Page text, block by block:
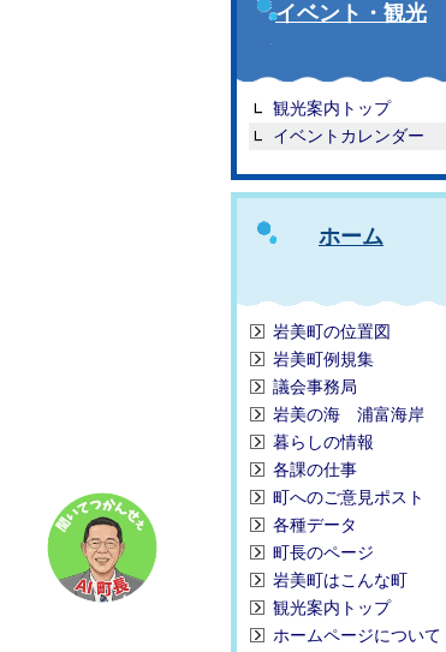
イベント・観光
観光案内トップ
イベントカレンダー
ホーム
岩美町の位置図
岩美町例規集
議会事務局
岩美の海 浦富海岸
暮らしの情報
各課の仕事
町へのご意見ポスト
各種データ
町長のページ
岩美町はこんな町
観光案内トップ
ホームページについて